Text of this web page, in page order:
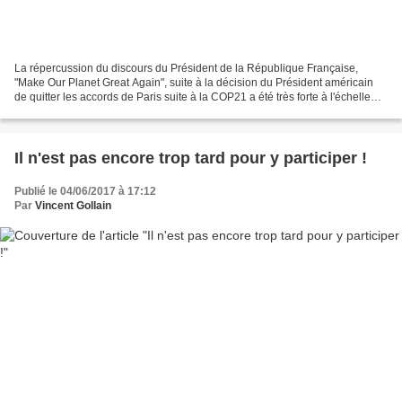
La répercussion du discours du Président de la République Française,
"Make Our Planet Great Again", suite à la décision du Président américain
de quitter les accords de Paris suite à la COP21 a été très forte à l'échelle
Il n'est pas encore trop tard pour y participer !
Publié le 04/06/2017 à 17:12
Par Vincent Gollain